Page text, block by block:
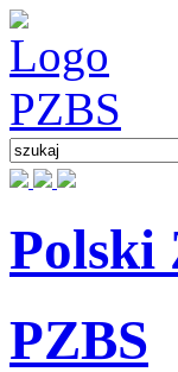
Polski
PZBS